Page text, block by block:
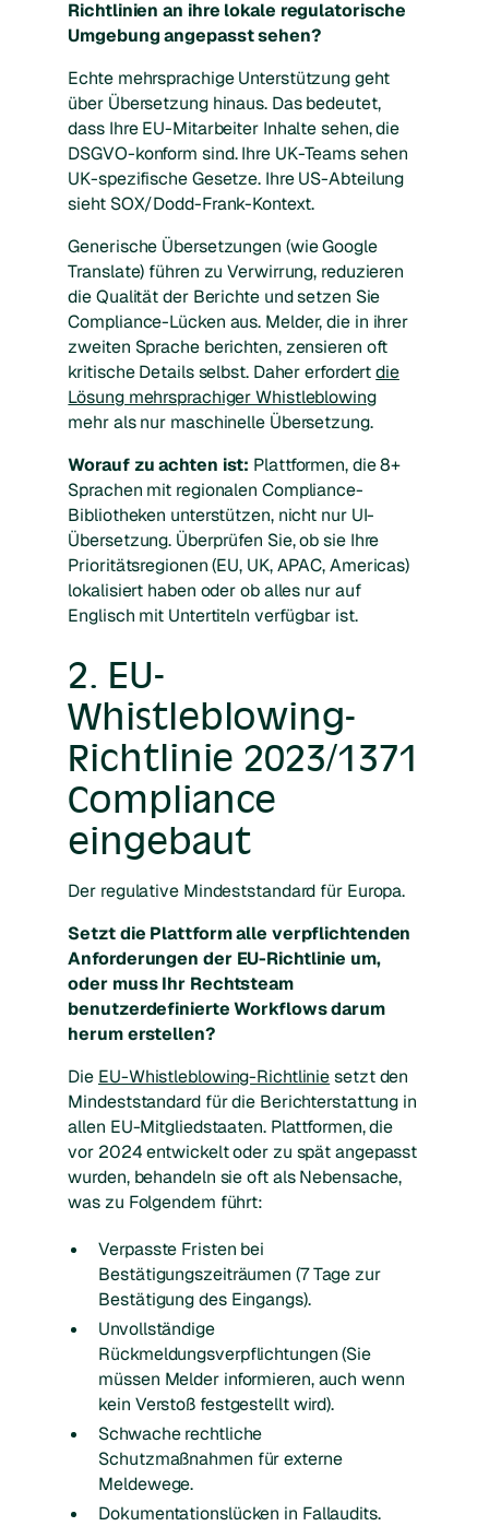
Richtlinien an ihre lokale regulatorische
Umgebung angepasst sehen?
Echte mehrsprachige Unterstützung geht
über Übersetzung hinaus. Das bedeutet,
dass Ihre EU-Mitarbeiter Inhalte sehen, die
DSGVO-konform sind. Ihre UK-Teams sehen
UK-spezifische Gesetze. Ihre US-Abteilung
sieht SOX/Dodd-Frank-Kontext.
Generische Übersetzungen (wie Google
Translate) führen zu Verwirrung, reduzieren
die Qualität der Berichte und setzen Sie
Compliance-Lücken aus. Melder, die in ihrer
zweiten Sprache berichten, zensieren oft
kritische Details selbst. Daher erfordertdie
Lösung mehrsprachiger Whistleblowing
mehr als nur maschinelle Übersetzung.
Worauf zu achten ist: Plattformen, die 8+
Sprachen mit regionalen Compliance-
Bibliotheken unterstützen, nicht nur UI-
Übersetzung. Überprüfen Sie, ob sie Ihre
Prioritätsregionen (EU, UK, APAC, Americas)
lokalisiert haben oder ob alles nur auf
Englisch mit Untertiteln verfügbar ist.
2. EU-
Whistleblowing-
Richtlinie 2023/1371
Compliance
eingebaut
Der regulative Mindeststandard für Europa.
Setzt die Plattform alle verpflichtenden
Anforderungen der EU-Richtlinie um,
oder muss Ihr Rechtsteam
benutzerdefinierte Workflows darum
herum erstellen?
Die EU-Whistleblowing-Richtliniesetzt den
Mindeststandard für die Berichterstattung in
allen EU-Mitgliedstaaten. Plattformen, die
vor 2024 entwickelt oder zu spät angepasst
wurden, behandeln sie oft als Nebensache,
was zu Folgendem führt:
Verpasste Fristen bei
Bestätigungszeiträumen (7 Tage zur
Bestätigung des Eingangs).
Unvollständige
Rückmeldungsverpflichtungen (Sie
müssen Melder informieren, auch wenn
kein Verstoß festgestellt wird).
Schwache rechtliche
Schutzmaßnahmen für externe
Meldewege.
Dokumentationslücken in Fallaudits.